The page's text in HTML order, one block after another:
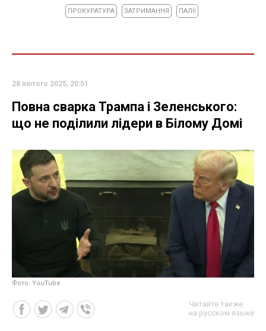
ПРОКУРАТУРА ЗАТРИМАННЯ ПАЛІЇ
28 лютого 2025, 20:51
Повна сварка Трампа і Зеленського:
що не поділили лідери в Білому Домі
Фото: YouTube
Читайте также
на русском языке